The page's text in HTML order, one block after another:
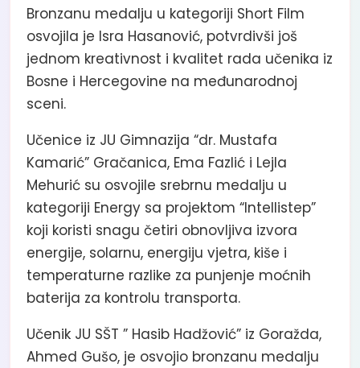
Bronzanu medalju u kategoriji Short Film
osvojila je Isra Hasanović, potvrdivši još
jednom kreativnost i kvalitet rada učenika iz
Bosne i Hercegovine na međunarodnoj
sceni.
Učenice iz JU Gimnazija “dr. Mustafa
Kamarić” Gračanica, Ema Fazlić i Lejla
Mehurić su osvojile srebrnu medalju u
kategoriji Energy sa projektom “Intellistep”
koji koristi snagu četiri obnovljiva izvora
energije, solarnu, energiju vjetra, kiše i
temperaturne razlike za punjenje moćnih
baterija za kontrolu transporta.
Učenik JU SŠT ” Hasib Hadžović” iz Goražda,
Ahmed Gušo, je osvojio bronzanu medalju